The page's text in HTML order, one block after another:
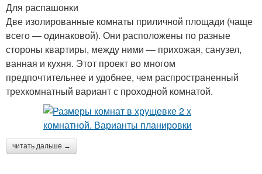
Для распашонки
Две изолированные комнаты приличной площади (чаще
всего — одинаковой). Они расположены по разные
стороны квартиры, между ними — прихожая, санузел,
ванная и кухня. Этот проект во многом
предпочтительнее и удобнее, чем распространенный
трехкомнатный вариант с проходной комнатой.
читать дальше →